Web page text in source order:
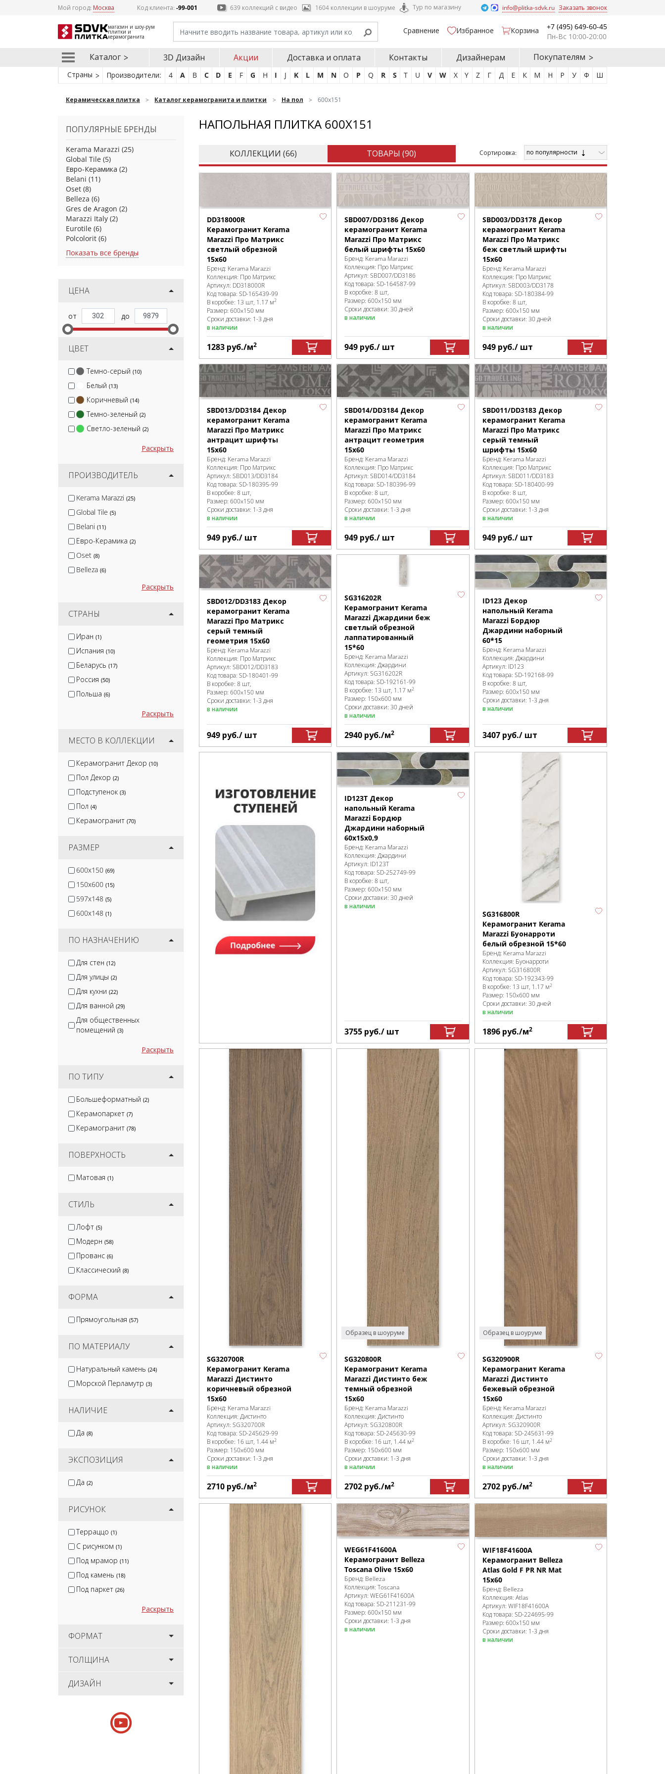
Мой город: Москва Код клиента:-99-001 639 коллекций с видео 1604 коллекции в шоуруме Тур по магазину info@plitka-sdvk.ru Заказать звонок
магазин и шоу-рум
плитки и
керамогранита
Сравнение Избранное Корзина
+7 (495) 649-60-45
Пн-Вс 10:00-20:00
Каталог 3D Дизайн Акции Доставка и оплата Контакты Дизайнерам Покупателям
Страны Производители: 4 A B C D E F G H I J K L M N O P Q R S T U V W X Y Z Г Д Е К М Н Р У Ф Ш
Керамическая плитка Каталог керамогранита и плитки На пол 600х151
ПОПУЛЯРНЫЕ БРЕНДЫ
Kerama Marazzi (25)
Global Tile (5)
Евро-Керамика (2)
Belani (11)
Oset (8)
Belleza (6)
Gres de Aragon (2)
Marazzi Italy (2)
Eurotile (6)
Polcolorit (6)
Показать все бренды
ЦЕНА
ЦВЕТ
Темно-серый (10)
Белый (13)
Коричневый (14)
Темно-зеленый (2)
Светло-зеленый (2)
Раскрыть
ПРОИЗВОДИТЕЛЬ
Kerama Marazzi (25)
Global Tile (5)
Belani (11)
Евро-Керамика (2)
Oset (8)
Belleza (6)
Eurotile
Kerranova
ProGRES Ceramica
Раскрыть
СТРАНЫ
Иран (1)
Испания (10)
Беларусь (17)
Россия (50)
Польша (6)
Раскрыть
МЕСТО В КОЛЛЕКЦИИ
Керамогранит Декор (10)
Пол Декор (2)
Подступенок (3)
Пол (4)
Керамогранит (70)
РАЗМЕР
600x150 (69)
150x600 (15)
597x148 (5)
600x148 (1)
ПО НАЗНАЧЕНИЮ
Для стен (12)
Для улицы (2)
Для кухни (22)
Для ванной (29)
Для общественных
помещений (3)
Раскрыть
ПО ТИПУ
Большеформатный (2)
Керамопаркет (7)
Керамогранит (78)
ПОВЕРХНОСТЬ
Матовая (1)
СТИЛЬ
Лофт (5)
Модерн (58)
Прованс (6)
Классический (8)
ФОРМА
Прямоугольная (57)
ПО МАТЕРИАЛУ
Натуральный камень (24)
Морской Перламутр (3)
НАЛИЧИЕ
Да (8)
ЭКСПОЗИЦИЯ
Да (2)
РИСУНОК
Терраццо (1)
С рисунком (1)
Под мрамор (11)
Под камень (18)
Под паркет (26)
Раскрыть
ФОРМАТ
ТОЛЩИНА
ДИЗАЙН
НАПОЛЬНАЯ ПЛИТКА 600Х151
КОЛЛЕКЦИИ (66) ТОВАРЫ (90) Cортировка: по популярности
DD318000R
Керамогранит Kerama
Marazzi Про Матрикс
светлый обрезной
15x60
Бренд: Kerama Marazzi
Коллекция: Про Матрикс
Артикул: DD318000R
Код товара: SD-165439-99
В коробке: 13 шт, 1.17 м2
Размер: 600x150 мм
Сроки доставки: 1-3 дня
в наличии
1283 руб./м2
SBD007/DD3186 Декор
керамогранит Kerama
Marazzi Про Матрикс
белый шрифты 15x60
Бренд: Kerama Marazzi
Коллекция: Про Матрикс
Артикул:SBD007/DD3186
Код товара:SD-164587-99
В коробке:8 шт,
Размер:600x150 мм
Сроки доставки: 30 дней
в наличии
949 руб./ шт
SBD003/DD3178 Декор
керамогранит Kerama
Marazzi Про Матрикс
беж светлый шрифты
15x60
Бренд: Kerama Marazzi
Коллекция: Про Матрикс
Артикул: SBD003/DD3178
Код товара: SD-180384-99
В коробке: 8 шт,
Размер: 600x150 мм
Сроки доставки: 30 дней
в наличии
949 руб./ шт
SBD013/DD3184 Декор
керамогранит Kerama
Marazzi Про Матрикс
антрацит шрифты
15x60
Бренд: Kerama Marazzi
Коллекция: Про Матрикс
Артикул: SBD013/DD3184
Код товара: SD-180395-99
В коробке: 8 шт,
Размер: 600x150 мм
Сроки доставки: 1-3 дня
в наличии
949 руб./ шт
SBD014/DD3184 Декор
керамогранит Kerama
Marazzi Про Матрикс
антрацит геометрия
15x60
Бренд: Kerama Marazzi
Коллекция: Про Матрикс
Артикул:SBD014/DD3184
Код товара:SD-180396-99
В коробке:8 шт,
Размер:600x150 мм
Сроки доставки: 1-3 дня
в наличии
949 руб./ шт
SBD011/DD3183 Декор
керамогранит Kerama
Marazzi Про Матрикс
серый темный
шрифты 15x60
Бренд: Kerama Marazzi
Коллекция: Про Матрикс
Артикул: SBD011/DD3183
Код товара: SD-180400-99
В коробке: 8 шт,
Размер: 600x150 мм
Сроки доставки: 1-3 дня
в наличии
949 руб./ шт
SBD012/DD3183 Декор
керамогранит Kerama
Marazzi Про Матрикс
серый темный
геометрия 15x60
Бренд: Kerama Marazzi
Коллекция: Про Матрикс
Артикул: SBD012/DD3183
Код товара: SD-180401-99
В коробке: 8 шт,
Размер: 600x150 мм
Сроки доставки: 1-3 дня
в наличии
949 руб./ шт
SG316202R
Керамогранит Kerama
Marazzi Джардини беж
светлый обрезной
лаппатированный
15*60
Бренд: Kerama Marazzi
Коллекция:Джардини
Артикул:SG316202R
Код товара:SD-192161-99
В коробке: 13 шт, 1.17 м2
Размер: 150x600 мм
Сроки доставки: 30 дней
в наличии
2940 руб./м2
ID123 Декор
напольный Kerama
Marazzi Бордюр
Джардини наборный
60*15
Бренд: Kerama Marazzi
Коллекция: Джардини
Артикул: ID123
Код товара: SD-192168-99
В коробке: 8 шт,
Размер: 600x150 мм
Сроки доставки: 1-3 дня
в наличии
3407 руб./ шт
ID123T Декор
напольный Kerama
Marazzi Бордюр
Джардини наборный
60x15x0,9
Бренд: Kerama Marazzi
Коллекция:Джардини
Артикул: ID123T
Код товара:SD-252749-99
В коробке:8 шт,
Размер:600x150 мм
Сроки доставки: 30 дней
в наличии
3755 руб./ шт
SG316800R
Керамогранит Kerama
Marazzi Буонарроти
белый обрезной 15*60
Бренд: Kerama Marazzi
Коллекция: Буонарроти
Артикул: SG316800R
Код товара: SD-192343-99
В коробке: 13 шт, 1.17 м2
Размер: 150x600 мм
Сроки доставки: 30 дней
в наличии
1896 руб./м2
SG320700R
Керамогранит Kerama
Marazzi Дистинто
коричневый обрезной
15х60
Бренд: Kerama Marazzi
Коллекция: Дистинто
Артикул: SG320700R
Код товара: SD-245629-99
В коробке: 16 шт, 1.44 м2
Размер: 150x600 мм
Сроки доставки: 1-3 дня
в наличии
2710 руб./м2
Образец в шоуруме
SG320800R
Керамогранит Kerama
Marazzi Дистинто беж
темный обрезной
15x60
Бренд: Kerama Marazzi
Коллекция:Дистинто
Артикул:SG320800R
Код товара:SD-245630-99
В коробке: 16 шт, 1.44 м2
Размер: 150x600 мм
Сроки доставки: 1-3 дня
в наличии
2702 руб./м2
Образец в шоуруме
SG320900R
Керамогранит Kerama
Marazzi Дистинто
бежевый обрезной
15x60
Бренд: Kerama Marazzi
Коллекция: Дистинто
Артикул: SG320900R
Код товара: SD-245631-99
В коробке: 16 шт, 1.44 м2
Размер: 150x600 мм
Сроки доставки: 1-3 дня
в наличии
2702 руб./м2
WEG61F41600A
Керамогранит Belleza
Toscana Olive 15x60
Бренд: Belleza
Коллекция:Toscana
Артикул:WEG61F41600A
Код товара:SD-211231-99
Размер:600x150 мм
Сроки доставки: 1-3 дня
в наличии
WIF18F41600A
Керамогранит Belleza
Atlas Gold F PR NR Mat
15x60
Бренд: Belleza
Коллекция: Atlas
Артикул: WIF18F41600A
Код товара: SD-224695-99
Размер: 600x150 мм
Сроки доставки: 1-3 дня
в наличии